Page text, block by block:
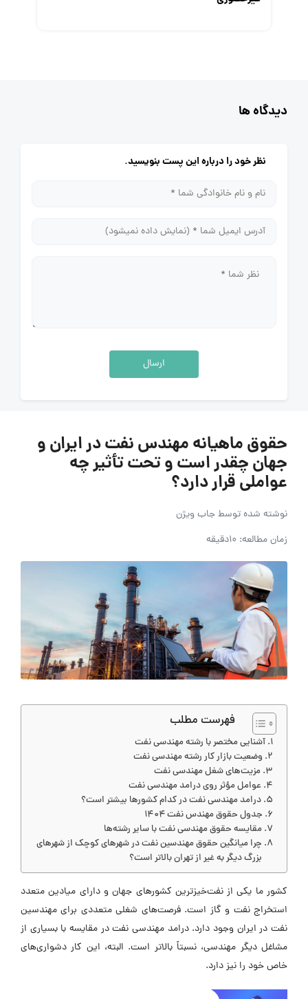
دیدگاه ها
نظر خود را درباره این پست بنویسید.
ارسال
حقوق ماهیانه مهندس نفت در ایران و
جهان چقدر است و تحت تأثیر چه
عواملی قرار دارد؟
نوشته شده توسطجاب ویژن
زمان مطالعه: 10دقیقه
فهرست مطلب
آشنایی مختصر با رشته مهندسی نفت
وضعیت بازار کار رشته مهندسی نفت
مزیت‌های شغل مهندسی نفت
عوامل مؤثر روی درامد مهندسی نفت
درامد مهندسی نفت در کدام کشورها بیشتر است؟
جدول حقوق مهندس نفت ۱۴۰۴
مقایسه حقوق مهندسی نفت با سایر رشته‌ها
چرا میانگین حقوق مهندسین نفت در شهرهای کوچک از شهرهای
بزرگ دیگر به غیر از تهران بالاتر است؟
کشور ما یکی از نفت‌خیزترین کشورهای جهان و دارای میادین متعدد
استخراج نفت و گاز است. فرصت‌های شغلی متعددی برای مهندسین
نفت در ایران وجود دارد. درامد مهندسی نفت در مقایسه با بسیاری از
مشاغل دیگر مهندسی، نسبتاً بالاتر است. البته، این کار دشواری‌های
خاص خود را نیز دارد.